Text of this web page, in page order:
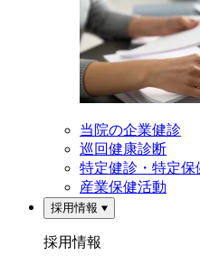
当院の企業健診
巡回健康診断
特定健診・特定保
産業保健活動
採用情報
採用情報